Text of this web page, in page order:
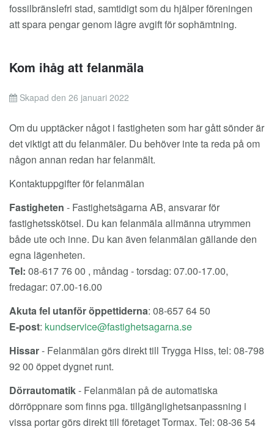
fossilbränslefri stad, samtidigt som du hjälper föreningen
att spara pengar genom lägre avgift för sophämtning.
Kom ihåg att felanmäla
Skapad den 26 januari 2022
Om du upptäcker något i fastigheten som har gått sönder är
det viktigt att du felanmäler. Du behöver inte ta reda på om
någon annan redan har felanmält.
Kontaktuppgifter för felanmälan
Fastigheten - Fastighetsägarna AB, ansvarar för
fastighetsskötsel. Du kan felanmäla allmänna utrymmen
både ute och inne. Du kan även felanmälan gällande den
egna lägenheten.
Tel: 08-617 76 00 , måndag - torsdag: 07.00-17.00,
fredagar: 07.00-16.00
Akuta fel utanför öppettiderna: 08-657 64 50
E-post:
Hissar- Felanmälan görs direkt till Trygga Hiss, tel: 08-798
92 00 öppet dygnet runt.
Dörrautomatik- Felanmälan på de automatiska
dörröppnare som finns pga. tillgänglighetsanpassning i
vissa portar görs direkt till företaget Tormax. Tel: 08-36 54